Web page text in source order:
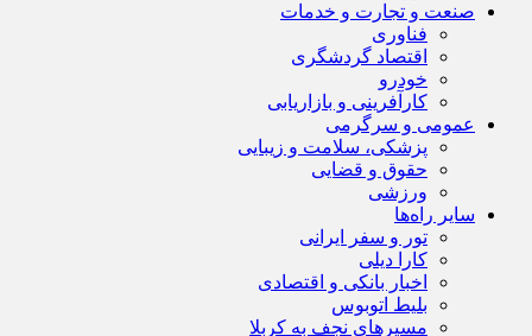
صنعت و تجارت و خدمات
فناوری
اقتصاد گردشگری
خودرو
کارآفرینی و بازاریابی
عمومی و سرگرمی
پزشکی، سلامت و زیبایی
حقوق و قضایی
ورزشی
سایر راه‌ها
تور و سفر ایرانی
کارا دیلی
اخبار بانکی و اقتصادی
بلیط اتوبوس
مسیرهای نجف به کربلا